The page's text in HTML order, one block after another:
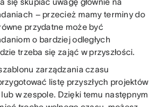
– przecież mamy terminy do
przydatne może być
o bardziej odległych
trzeba się zająć w przyszłości.
zarządzania czasu
listę przyszłych projektów
w zespole. Dzięki temu następnym